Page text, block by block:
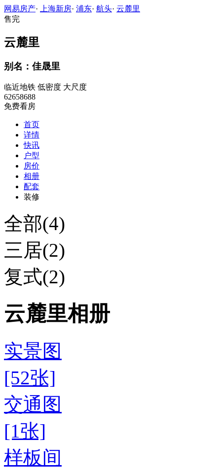
网易房产· 上海新房· 浦东· 航头· 云麓里
售完
云麓里
别名：佳晟里
临近地铁 低密度 大尺度
62658688
免费看房
首页
详情
快讯
户型
房价
相册
配套
装修
全部(4)
三居(2)
复式(2)
云麓里相册
实景图
[52张]
交通图
[1张]
样板间